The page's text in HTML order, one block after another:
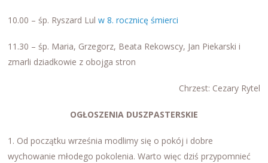
10.00 – śp. Ryszard Lulw 8. rocznicę śmierci
11.30 – śp. Maria, Grzegorz, Beata Rekowscy, Jan Piekarski i
zmarli dziadkowie z obojga stron
Chrzest: Cezary Rytel
OGŁOSZENIA DUSZPASTERSKIE
1. Od początku września modlimy się o pokój i dobre
wychowanie młodego pokolenia. Warto więc dziś przypomnieć